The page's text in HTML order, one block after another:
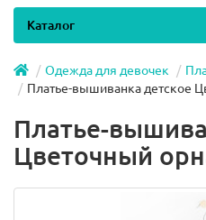
Каталог
Одежда для девочек
Платье-вышиванка детское
Платье-
Цветочный